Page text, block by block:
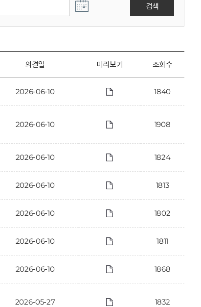
검색
의결일 미리보기 조회수
2026-06-10 1840
2026-06-10 1908
2026-06-10 1824
2026-06-10 1813
2026-06-10 1802
2026-06-10 1811
2026-06-10 1868
2026-05-27 1832